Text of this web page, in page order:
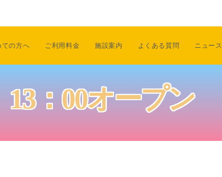
ての方へ ご利用料金 施設案内 よくある質問 ニュース
13：00オープン